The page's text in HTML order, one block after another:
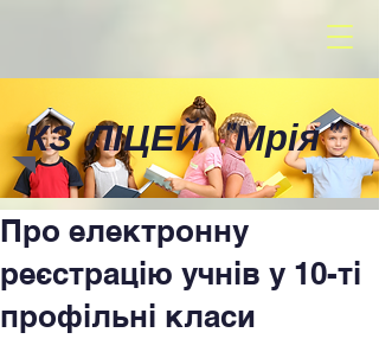
КЗ ЛІЦЕЙ"Мрія"
Про електронну
реєстрацію учнів у 10-ті
профільні класи